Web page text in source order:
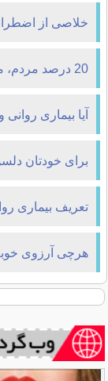
خلاصی از
20 درصد مردم، مشکل رواني دارند
آیا بیماری
برای خودتان
تعریف بیماری
کدامند؟
هرچی آرزوی